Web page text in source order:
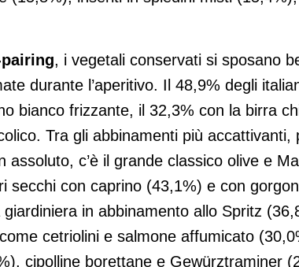
, i vegetali conservati si sposano
durante l’aperitivo. Il 48,9% degli
bianco frizzante, il 32,3% con la birra
Tra gli abbinamenti più
assoluto, c’è il grande classico olive e
secchi con caprino (43,1%) e con
in abbinamento allo Spritz
cetriolini e salmone affumicato
cipolline borettane e Gewürztraminer